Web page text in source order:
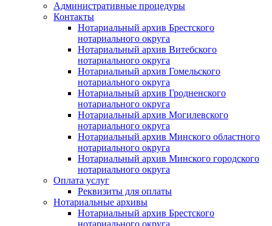
Административные процедуры
Контакты
Нотариальный архив Брестского
нотариального округа
Нотариальный архив Витебского
нотариального округа
Нотариальный архив Гомельского
нотариального округа
Нотариальный архив Гродненского
нотариального округа
Нотариальный архив Могилевского
нотариального округа
Нотариальный архив Минского областного
нотариального округа
Нотариальный архив Минского городского
нотариального округа
Оплата услуг
Реквизиты для оплаты
Нотариальные архивы
Нотариальный архив Брестского
нотариального округа